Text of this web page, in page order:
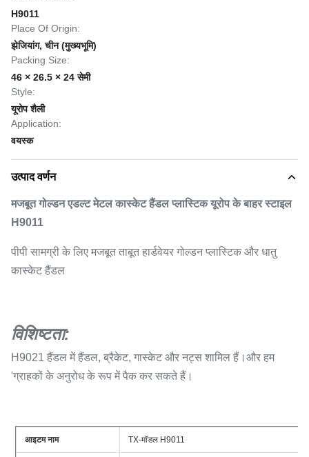
H9011
Place Of Origin:
झेजियांग, चीन (मुख्यभूमि)
Packing Size:
46 × 26.5 × 24 सेमी
Style:
यूरोप शैली
Application:
वयस्क
उत्पाद वर्णन
मजबूत गोल्डन एडल्ट मेटल कास्केट हैंडल प्लास्टिक यूरोप के बाहर स्टाइल
H9011
पीपी सामग्री के लिए मजबूत ताबूत हार्डवेयर गोल्डन प्लास्टिक और धातु
कास्केट हैंडल
विशिष्टता:
H9021 हैंडल में हैंडल, ब्रैकेट, गास्केट और नट्स शामिल हैं।और हम
'ग्राहकों के अनुरोध के रूप में पैक कर सकते हैं।
आइटम नाम TX-मॉडल H9011